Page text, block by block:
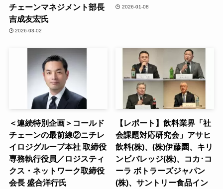
チェーンマネジメント部長
吉成友宏氏
2026-03-02
2026-01-08
＜連続特別企画＞コールド
チェーンの最前線②ニチレ
イロジグループ本社 取締役
専務執行役員／ロジスティ
クス・ネットワーク取締役
会長 盛合洋行氏
【レポート】飲料業界「社
会課題対応研究会」アサヒ
飲料(株)、(株)伊藤園、キリ
ンビバレッジ(株)、コカ･コ
ーラ ボトラーズジャパン
(株)、サントリー食品イン